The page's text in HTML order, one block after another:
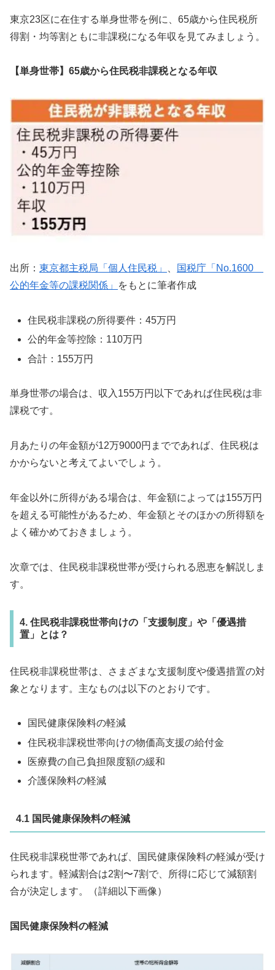
東京23区に在住する単身世帯を例に、65歳から住民税所
得割・均等割ともに非課税になる年収を見てみましょう。
【単身世帯】65歳から住民税非課税となる年収
出所： 東京都主税局「個人住民税」
国税庁「No.1600
公的年金等の課税関係」
をもとに筆者作成
住民税非課税の所得要件：45万円
公的年金等控除：110万円
合計：155万円
単身世帯の場合は、収入155万円以下であれば住民税は非
課税です。
月あたりの年金額が12万9000円までであれば、住民税は
かからないと考えてよいでしょう。
年金以外に所得がある場合は、年金額によっては155万円
を超える可能性があるため、年金額とそのほかの所得額を
よく確かめておきましょう。
次章では、住民税非課税世帯が受けられる恩恵を解説しま
す。
4. 住民税非課税世帯向けの「支援制度」や「優遇措
置」とは？
住民税非課税世帯は、さまざまな支援制度や優遇措置の対
象となります。主なものは以下のとおりです。
国民健康保険料の軽減
住民税非課税世帯向けの物価高支援の給付金
医療費の自己負担限度額の緩和
介護保険料の軽減
4.1 国民健康保険料の軽減
住民税非課税世帯であれば、国民健康保険料の軽減が受け
られます。軽減割合は2割〜7割で、所得に応じて減額割
合が決定します。（詳細以下画像）
国民健康保険料の軽減